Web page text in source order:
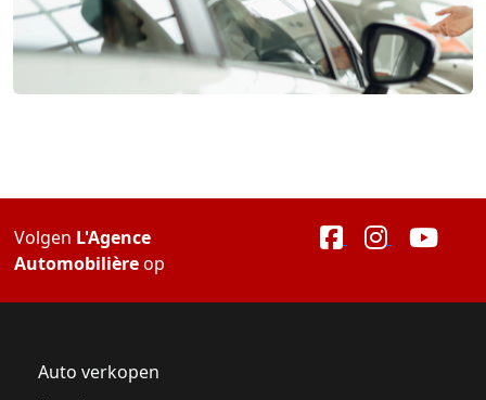
Volgen L'Agence
Automobilièreop
Auto verkopen